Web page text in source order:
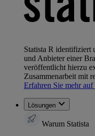
Statista R identifiziert
und Anbieter einer
veröffentlicht hierzu
Zusammenarbeit mit
Erfahren Sie mehr auf
Lösungen
Warum Statista